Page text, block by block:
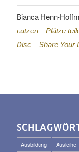
Bianca Henn-
nutzen – Plätze
Disc – Share Your
Ausbildung Ausleihe